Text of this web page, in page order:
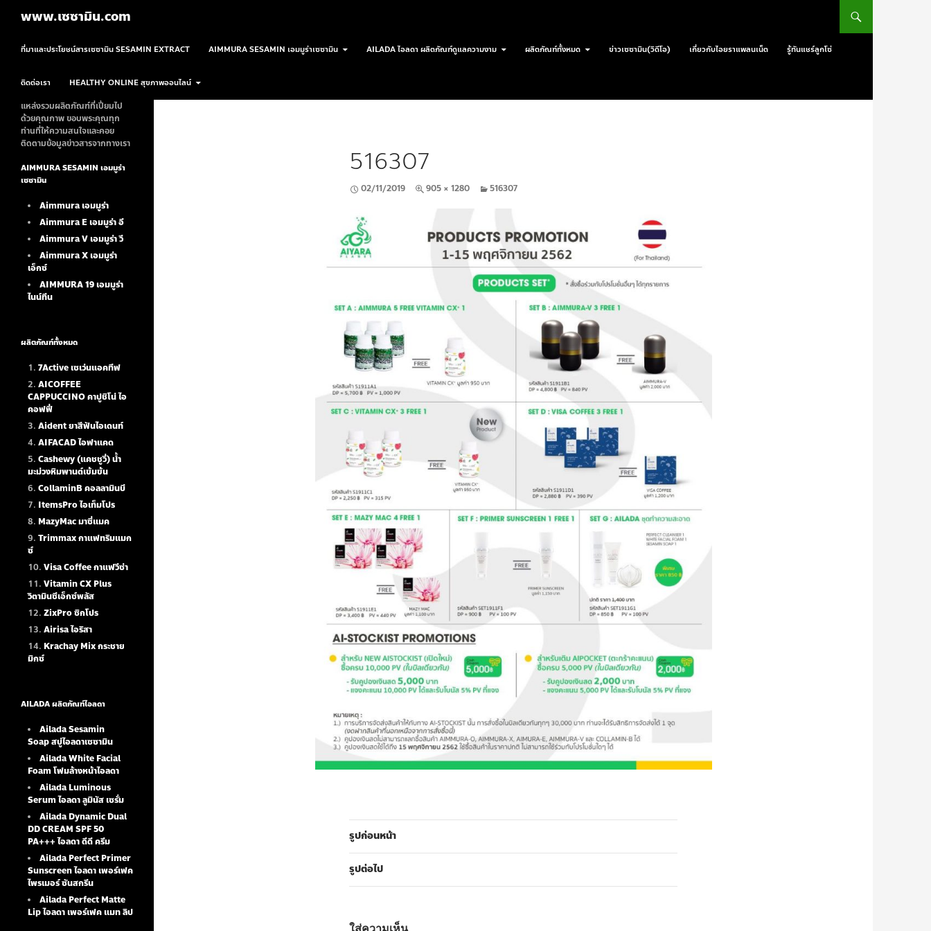
www.เซซามิน.com
ที่มาและประโยชน์สารเซซามิน SESAMIN EXTRACT
AIMMURA SESAMIN เอมมูร่าเซซามิน AILADA ไอลดา ผลิตภัณฑ์ดูแลความงาม ผลิตภัณฑ์ทั้งหมด ข่าวเซซามิน(วิดีโอ) เกี่ยวกับไอยราแพลนเน็ต รู้ทันแชร์ลูกโซ่
ติดต่อเรา HEALTHY ONLINE สุขภาพออนไลน์
516307
02/11/2019 905 × 1280 516307
รูปก่อนหน้า
รูปต่อไป
ใส่ความเห็น
แหล่งรวมผลิตภัณฑ์ที่เปี่ยมไป
ด้วยคุณภาพ ขอบพระคุณทุก
ท่านที่ให้ความสนใจและคอย
ติดตามข้อมูลข่าวสารจากทางเรา
AIMMURA SESAMIN เอมมูร่า
เซซามิน
Aimmura เอมมูร่า
Aimmura E เอมมูร่า อี
Aimmura V เอมมูร่า วี
Aimmura X เอมมูร่า
เอ็กซ์
AIMMURA 19เอมมูร่า
ไนน์ทีน
ผลิตภัณฑ์ทั้งหมด
7Active เซเว่นแอคทีฟ
AICOFFEE
CAPPUCCINO คาปูชิโน่ ไอ
คอฟฟี่
Aident ยาสีฟันไอเดนท์
AIFACAD ไอฟาแคด
Cashewy (แคชชูวี่) น้ำ
มะม่วงหิมพานต์เข้มข้น
CollaminB คอลลามินบี
ItemsPro ไอเท็มโปร
MazyMac มาซี่แมค
Trimmax กาแฟทริมแมก
ซ์
Visa Coffee กาแฟวีซ่า
Vitamin CX Plus
วิตามินซีเอ็กซ์พลัส
ZixPro ซิกโปร
Airisa ไอริสา
Krachay Mix กระชาย
มิกซ์
AILADA ผลิตภัณฑ์ไอลดา
Ailada Sesamin
Soapสบู่ไอลดาเซซามิน
Ailada White Facial
Foamโฟมล้างหน้าไอลดา
Ailada Luminous
Serumไอลดา ลูมินัส เซรั่ม
Ailada Dynamic Dual
DD CREAM SPF 50
PA+++ ไอลดา ดีดี ครีม
Ailada Perfect Primer
Sunscreen ไอลดา เพอร์เฟค
ไพรเมอร์ ซันสกรีน
Ailada Perfect Matte
Lip ไอลดา เพอร์เฟค แมท ลิป